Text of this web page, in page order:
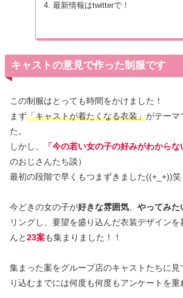
最新情報はtwitterで！
キャストの意見で作った制服です
この制服はとっても時間をかけました！
まず「キャストが着たくなる衣装」がテーマ
た。
しかし、
「今の若い女の子の好みがわからな
のおじさんたち談）
最初の段階で早くもつまずきました((+_+))笑
今どきの女の子が好きな雰囲気、 やってみた
リングし、要望を盛り込んだ衣装デザイン
んと23案も集まりました！！
集まった案をグループ店のキャストたちに見
り込むまでには何度も何度もアンケートを重